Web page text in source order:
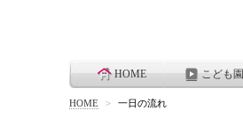
HOME こども
HOME > 一日の流れ